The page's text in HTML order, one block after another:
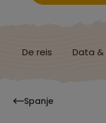
De reis Data &
Spanje